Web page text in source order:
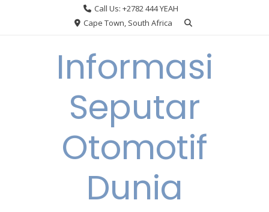
Call Us: +2782 444 YEAH
Cape Town, South Africa
Informasi
Seputar
Otomotif
Dunia